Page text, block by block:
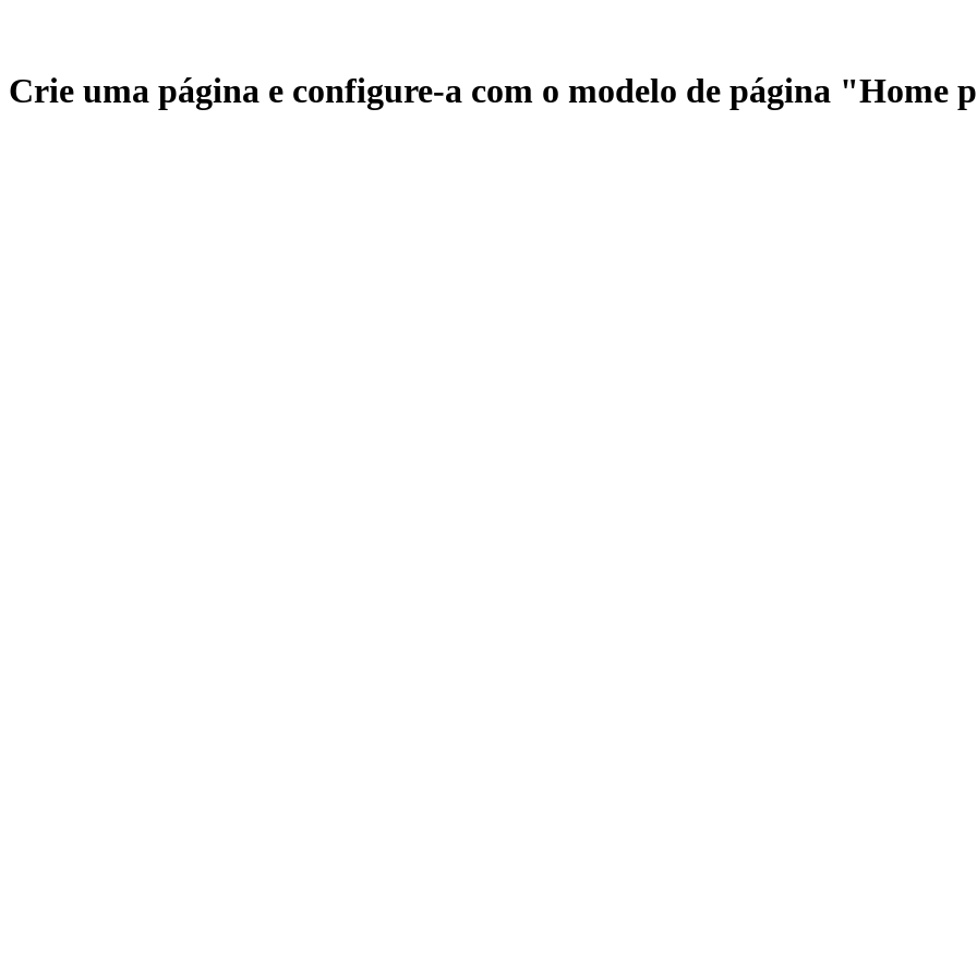
Crie uma página e configure-a com o modelo de página "Home